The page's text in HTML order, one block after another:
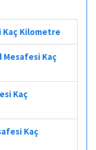
Kaç Kilometre
Mesafesi Kaç
Kaç
Kaç